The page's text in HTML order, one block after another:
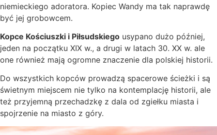
niemieckiego adoratora. Kopiec Wandy ma tak naprawdę
być jej grobowcem.
Kopce Kościuszki i Piłsudskiego usypano dużo później,
jeden na początku XIX w., a drugi w latach 30. XX w. ale
one również mają ogromne znaczenie dla polskiej historii.
Do wszystkich kopców prowadzą spacerowe ścieżki i są
świetnym miejscem nie tylko na kontemplację historii, ale
też przyjemną przechadzkę z dala od zgiełku miasta i
spojrzenie na miasto z góry.